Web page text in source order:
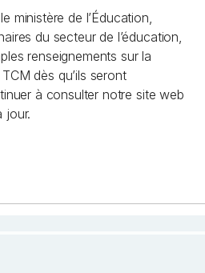
ministère de l’Éducation,
du secteur de l’éducation,
renseignements sur la
dès qu’ils seront
à consulter notre site web
jour.